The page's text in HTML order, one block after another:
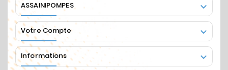
ASSAINIPOMPES 
Votre Compte 
Informations 